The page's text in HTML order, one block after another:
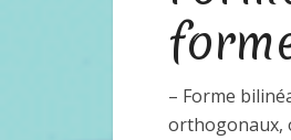
– Forme
orthogonaux,